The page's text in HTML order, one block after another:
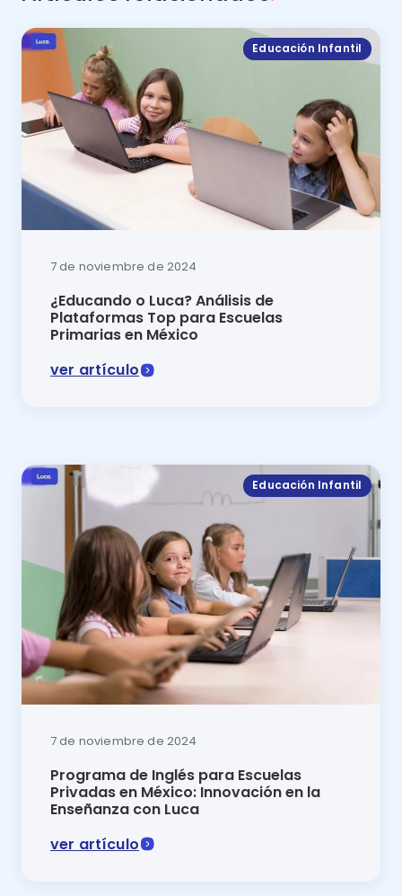
Educación Infantil
7 de noviembre de 2024
¿Educando o Luca? Análisis de
Plataformas Top para Escuelas
Primarias en México
ver artículo
Educación Infantil
7 de noviembre de 2024
Programa de Inglés para Escuelas
Privadas en México: Innovación en la
Enseñanza con Luca
ver artículo